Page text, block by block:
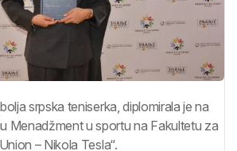
srpska teniserka, diplomirala je na
Menadžment u sportu na Fakultetu za
– Nikola Tesla“.